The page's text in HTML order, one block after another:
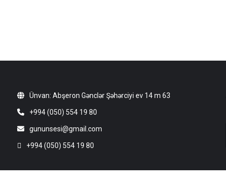
Ünvan: Abşeron Gənclər Şəhərciyi ev 14 m 63
+994 (050) 554 19 80
gununsesi@gmail.com
+994 (050) 554 19 80